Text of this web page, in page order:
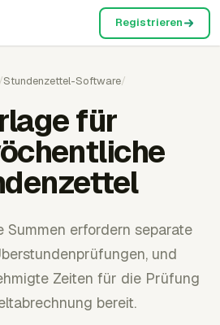
Registrieren
/Stundenzettel-Software/
für
Summen erfordern separate
und
Zeiten für die Prüfung
bereit.